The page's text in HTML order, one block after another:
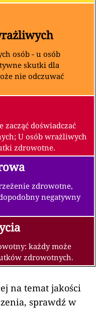
osób - u osób
skutki dla
nie odczuwać
zacząć doświadczać
U osób wrażliwych
zdrowotne.
zdrowotne,
negatywny
każdy może
zdrowotnych.
na temat jakości
sprawdź w